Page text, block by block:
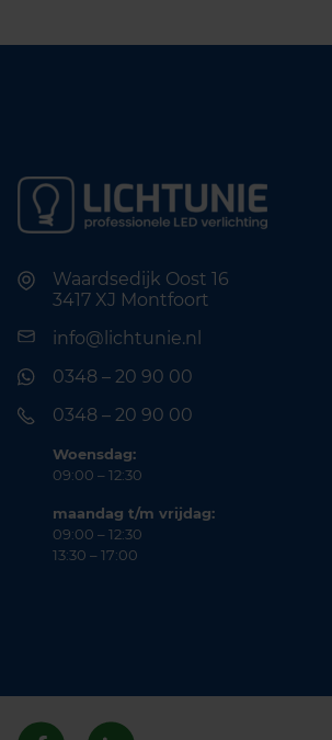
Waardsedijk Oost 16
3417 XJ Montfoort
info@lichtunie.nl
0348 – 20 90 00
0348 – 20 90 00
Woensdag:
09:00 – 12:30
maandag t/m vrijdag:
09:00 – 12:30
13:30 – 17:00